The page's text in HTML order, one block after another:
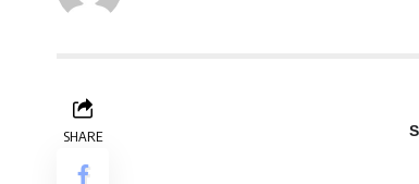
SHARE